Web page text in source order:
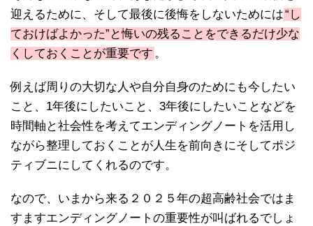
迎えるために、そして最後に後悔をしないためには“し
ておけばよかった”と悔いの残ることをできるだけ少な
くしておくことが重要です 。
例えば周りの大切な人や自分自身のためにも今したい
こと、1年後にしたいこと、3年後にしたいことなどを
時間軸と社会性を考えてエンディングノートを活用し
ながら整理しておくことが人生を前向きにそしてポジ
ティブニにしてくれるのです。
なので、いまから来る２０２５年の超高齢社会ではま
すますエンディングノートの重要性が叫ばれるでしょ